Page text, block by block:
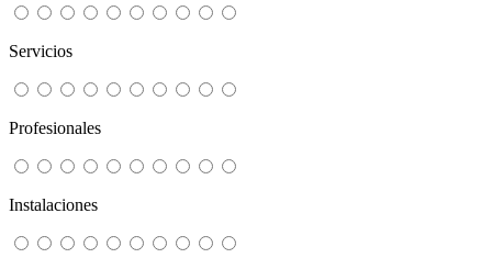
Servicios
Profesionales
Instalaciones